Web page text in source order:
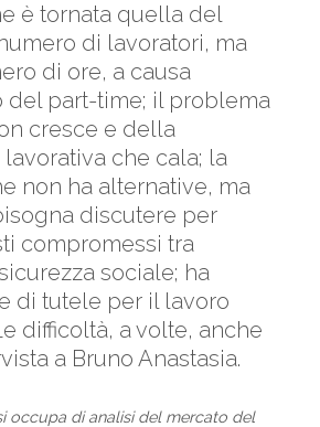
è tornata quella del
di lavoratori, ma
di ore, a causa
del part-time; il problema
cresce e della
che cala; la
non ha alternative, ma
discutere per
compromessi tra
sociale; ha
di tutele per il lavoro
difficoltà, a volte, anche
a Bruno Anastasia.
occupa di analisi del mercato del